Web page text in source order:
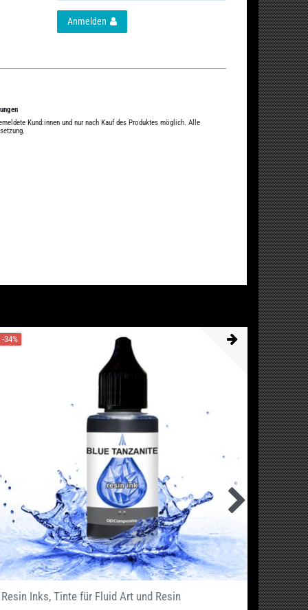
Anmelden
Kund:innen und nur nach Kauf des Produktes möglich. Alle
-34%
Resin Inks, Tinte für Fluid Art und Resin